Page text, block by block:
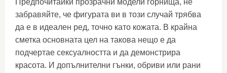
Предпочитайки прозрачни модели горнища, не
забравяйте, че фигурата ви в този случай трябва
да е в идеален ред, точно като кожата. В крайна
сметка основната цел на такова нещо е да
подчертае сексуалността и да демонстрира
красота. И допълнителни гънки, обриви или рани